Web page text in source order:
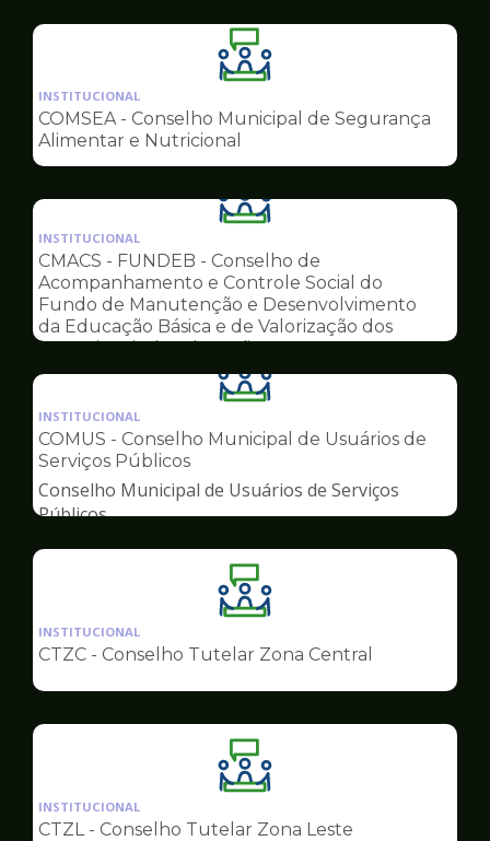
Ilustração
da
pagina
Conselhos
INSTITUCIONAL
COMSEA - Conselho Municipal de Segurança
Alimentar e Nutricional
Ilustração
da
pagina
de
Conselhos
INSTITUCIONAL
CMACS - FUNDEB - Conselho de
Acompanhamento e Controle Social do
Fundo de Manutenção e Desenvolvimento
da Educação Básica e de Valorização dos
Profissionais da Educação
Ilustração
da
pagina
Conselhos
INSTITUCIONAL
COMUS - Conselho Municipal de Usuários de
Serviços Públicos
Conselho Municipal de Usuários de Serviços
Públicos
Ilustração
da
pagina
Conselhos
INSTITUCIONAL
CTZC - Conselho Tutelar Zona Central
Ilustração
da
pagina
INSTITUCIONAL
CTZL - Conselho Tutelar Zona Leste